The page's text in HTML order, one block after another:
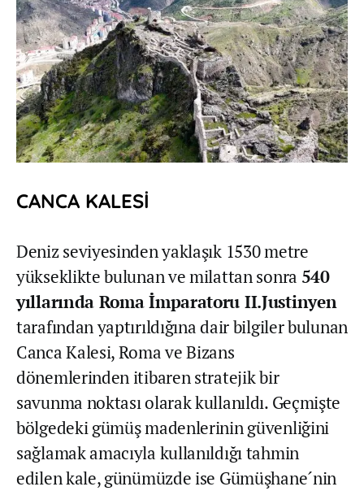
CANCA KALESİ
Deniz seviyesinden yaklaşık 1530 metre
yükseklikte bulunan ve milattan sonra 540
yıllarında Roma İmparatoru II.Justinyen
tarafından yaptırıldığına dair bilgiler bulunan
Canca Kalesi, Roma ve Bizans
dönemlerinden itibaren stratejik bir
savunma noktası olarak kullanıldı. Geçmişte
bölgedeki gümüş madenlerinin güvenliğini
sağlamak amacıyla kullanıldığı tahmin
edilen kale, günümüzde ise Gümüşhane´nin